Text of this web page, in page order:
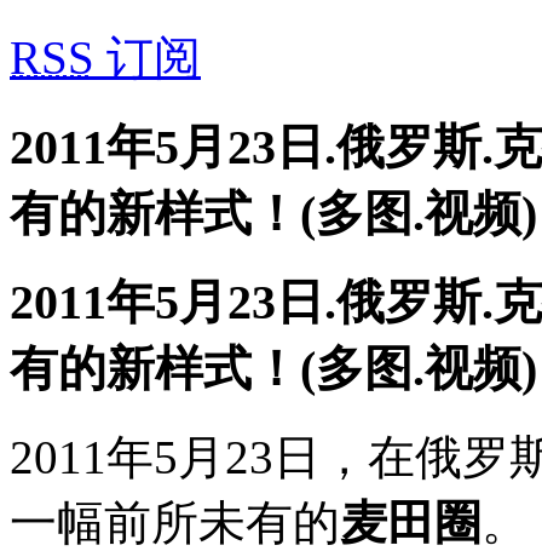
RSS 订阅
2011年5月23日.俄罗斯.
有的新样式！(多图.视频)
2011年5月23日.俄罗斯.
有的新样式！(多图.视频)
2011年5月23日，在俄罗
一幅前所未有的麦田圈 。